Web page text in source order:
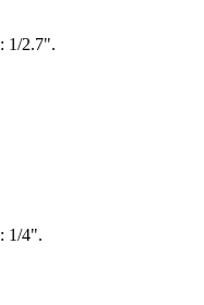
: 1/2.7".
: 1/4".